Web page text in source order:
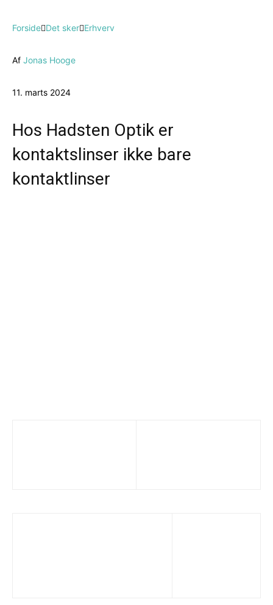
Forside Det sker Erhverv
Af Jonas Hooge
11. marts 2024
Hos Hadsten Optik er
kontaktslinser ikke bare
kontaktlinser